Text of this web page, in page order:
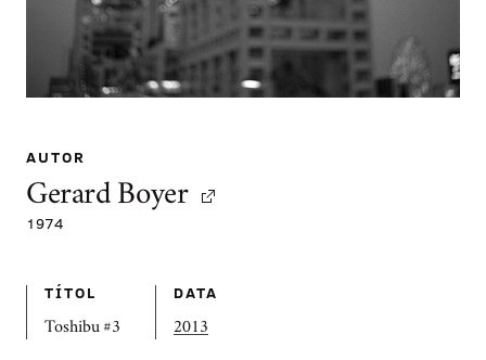
AUTOR
Gerard Boyer
1974
TÍTOL
Toshibu #3
DATA
2013